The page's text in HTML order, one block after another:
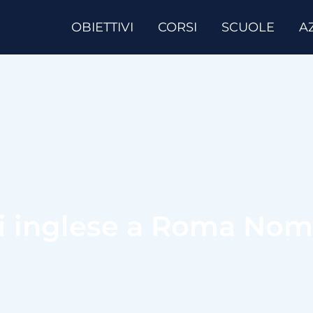
OBIETTIVI CORSI SCUOLE